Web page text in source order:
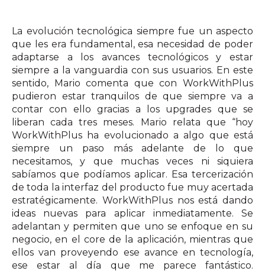
La evolución tecnológica siempre fue un aspecto
que les era fundamental, esa necesidad de poder
adaptarse a los avances tecnológicos y estar
siempre a la vanguardia con sus usuarios. En este
sentido, Mario comenta que con WorkWithPlus
pudieron estar tranquilos de que siempre va a
contar con ello gracias a los upgrades que se
liberan cada tres meses. Mario relata que “hoy
WorkWithPlus ha evolucionado a algo que está
siempre un paso más adelante de lo que
necesitamos, y que muchas veces ni siquiera
sabíamos que podíamos aplicar. Esa tercerización
de toda la interfaz del producto fue muy acertada
estratégicamente. WorkWithPlus nos está dando
ideas nuevas para aplicar inmediatamente. Se
adelantan y permiten que uno se enfoque en su
negocio, en el core de la aplicación, mientras que
ellos van proveyendo ese avance en tecnología,
ese estar al día que me parece fantástico.